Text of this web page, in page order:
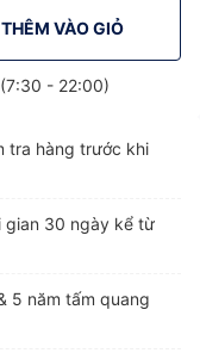
THÊM VÀO GIỎ
(7:30 - 22:00)
tra hàng trước khi
gian 30 ngày kể từ
5 năm tấm quang